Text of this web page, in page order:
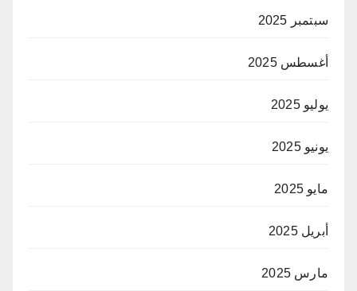
سبتمبر 2025
أغسطس 2025
يوليو 2025
يونيو 2025
مايو 2025
أبريل 2025
مارس 2025